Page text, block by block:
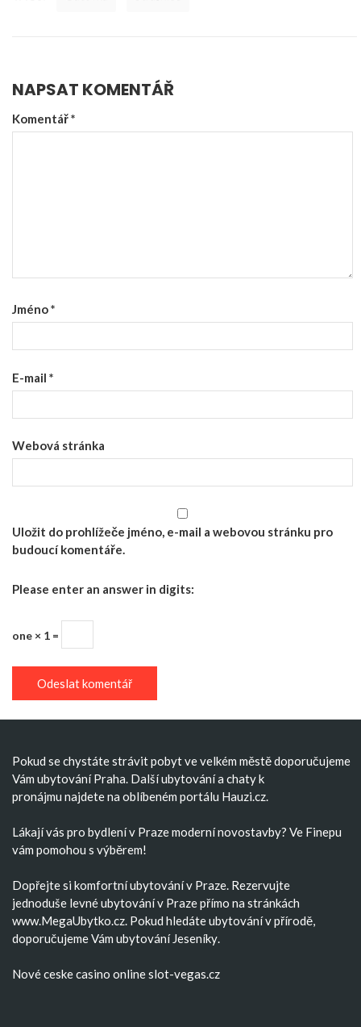
NAPSAT KOMENTÁŘ
Komentář*
Jméno*
E-mail *
Webová stránka
Uložit do prohlížeče jméno, e-mail a webovou stránku pro
budoucí komentáře.
Please enter an answer in digits:
one × 1 =
Pokud se chystáte strávit pobyt ve velkém městě doporučujeme
Vám ubytování Praha. Dalšíubytovánía chaty k
pronájmu najdete na oblíbeném portálu Hauzi.cz.
Lákají vás pro bydlení v Praze modernínovostavby? Ve Finepu
vám pomohou s výběrem!
Dopřejte si komfortníubytování v Praze. Rezervujte
jednoduše levné ubytování v Prazepřímo na stránkách
www.MegaUbytko.cz. Pokud hledáte ubytování v přírodě,
doporučujeme Vám ubytování Jeseníky.
Nové ceske casino online slot-vegas.cz